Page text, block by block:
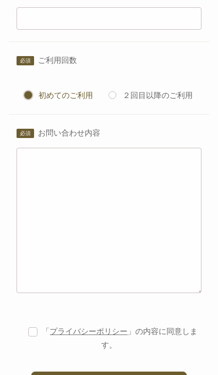
ご利用回数
初めてのご利用 ２回目以降のご利用
お問い合わせ内容
「 プライバシーポリシー 」の内容に同意しま
す。